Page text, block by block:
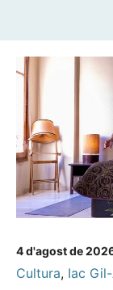
4 d'agost de
Cultura, Iac